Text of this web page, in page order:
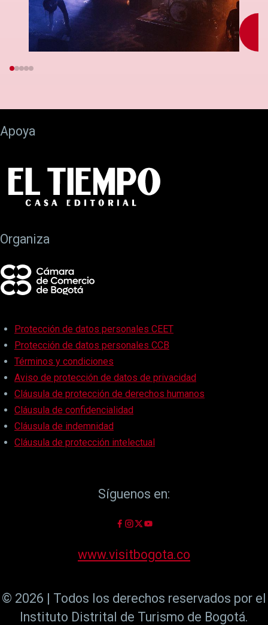
Apoya
Organiza
Protección de datos personales CEET
Protección de datos personales CCB
Términos y condiciones
Aviso de protección de datos de privacidad
Cláusula de protección de derechos humanos
Cláusula de confidencialidad
Cláusula de indemnidad
Cláusula de protección intelectual
Síguenos en:
www.visitbogota.co
© 2026 | Todos los derechos reservados por el
Instituto Distrital de Turismo de Bogotá.